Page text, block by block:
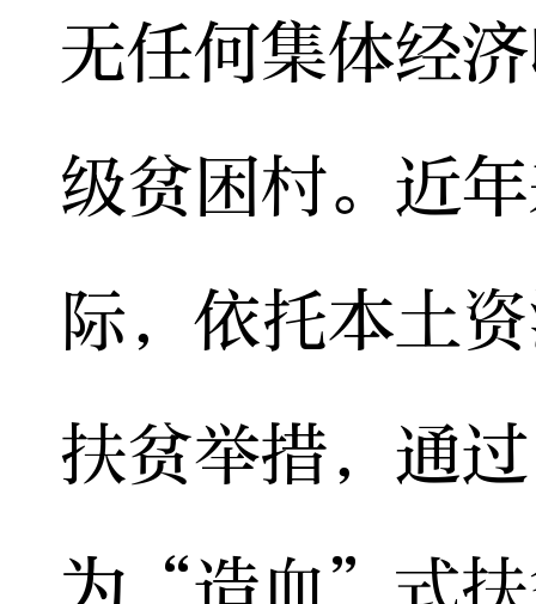
无任何集体经
级贫困村。近
际，依托本土
扶贫举措，通